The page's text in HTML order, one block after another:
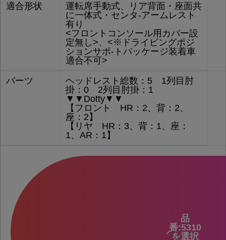
適合形状
運転席手動式、リア背面・座面共
に一体式・センタ-アームレスト
有り
<フロントコンソール用カバー設
定無し>、<※ドライビングポジ
ションサポ-トパッケージ装着車
適合不可>
パーツ
ヘッドレスト総数：5 1列目肘
掛：0 2列目肘掛：1
▼▼Dotty▼▼
【フロント HR：2、背：2、
座：2】
【リヤ HR：3、背：1、座：
1、AR：1】
品
番:5310
を選択